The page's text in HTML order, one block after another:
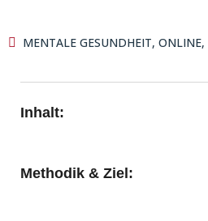
MENTALE GESUNDHEIT, ONLINE,
Inhalt:
Methodik & Ziel: